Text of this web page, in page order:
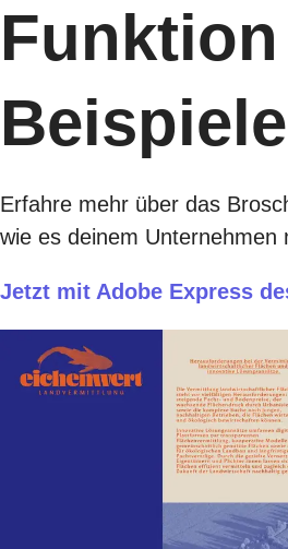
Erfahre mehr über das
wie es deinem Unternehmen
Jetzt mit Adobe Express